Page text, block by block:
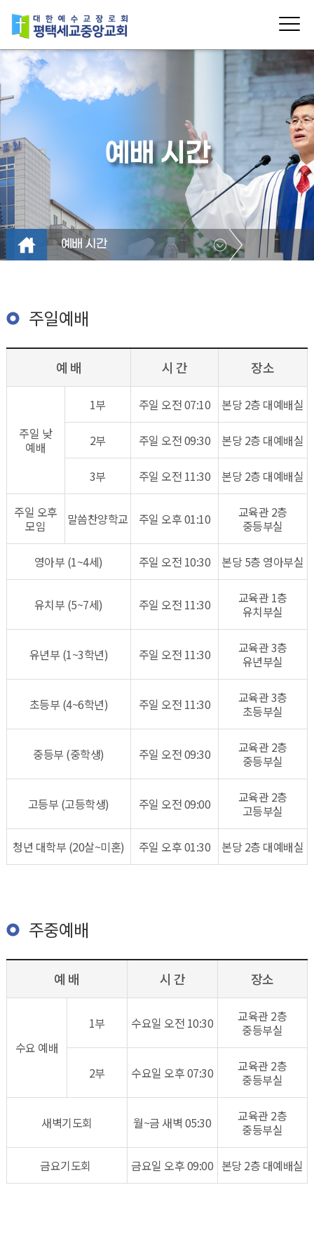
예배 시간
예배 시간
주일예배
예 배 시 간 장소
주일 낮
예배
1부 주일 오전 07:10 본당 ​​​2층 대예배실​
2부 주일 오전 09:30 본당​ 2층 대예배실​
3부 주일 오전 11:30 본당​ 2층 대예배실​
주일 오후
모임
말씀찬양학교 주일 오후 01:10
​교육관 2층
중등부실​​
영아부 (1~4세) 주일 오전 10:30 본당 5층 영아부실
유치부 (5~7세) 주일 오전 11:30
교육관 1층
유치부실
유년부 (1~3학년) 주일 오전 11:30
교육관 3층
유년부실
초등부 (4~6학년) 주일 오전 11:30
교육관 3층
초등부실
중등부 (중학생) 주일 오전 09:30
교육관 2층
중등부실
고등부 (고등학생) 주일 오전 09:00
교육관 2층
고등부실
청년 대학부 (20살~미혼) 주일 오후 01:30 ​본당 ​2층 대예배실​​
주중예배
예 배 시 간 장소
수요 예배
1부 수요일 오전 10:30
​교육관 2층
중등부실
2부 수요일 오후 07:30
교육관 2층
중등부실
새벽기도회 월~금 새벽 05:30
교육관 2층
중등부실
금요기도회 금요일 오후 09:00 본당 ​2층 대예배실​